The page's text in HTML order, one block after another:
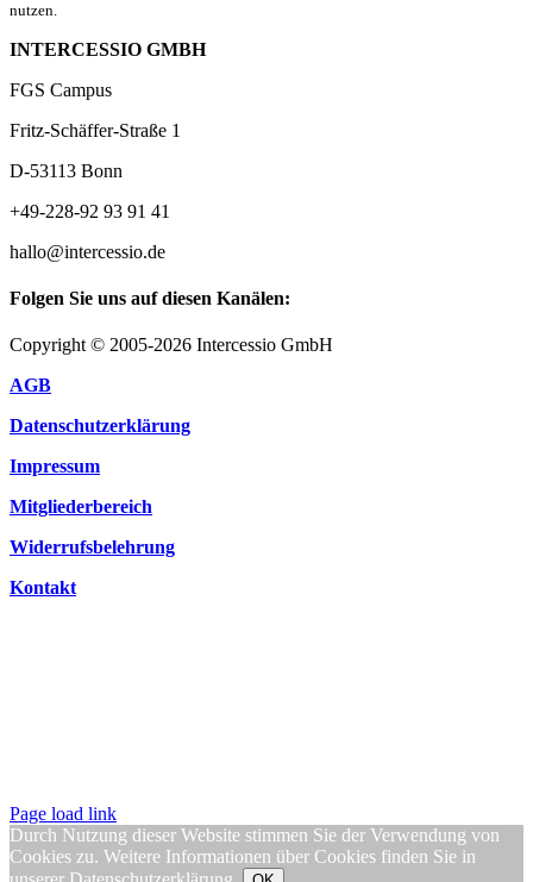
nutzen.
INTERCESSIO GMBH
FGS Campus
Fritz-Schäffer-Straße 1
D-53113 Bonn
+49-228-92 93 91 41
hallo@intercessio.de
Folgen Sie uns auf diesen Kanälen:
Copyright © 2005-2026 Intercessio GmbH
AGB
Datenschutzerklärung
Impressum
Mitgliederbereich
Widerrufsbelehrung
Kontakt
Page load link
Durch Nutzung dieser Website stimmen Sie der Verwendung von
Cookies zu. Weitere Informationen über Cookies finden Sie in